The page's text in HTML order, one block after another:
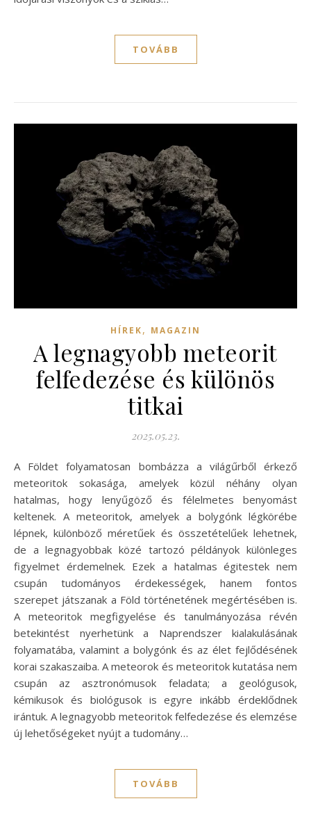
TOVÁBB
HÍREK, MAGAZIN
A legnagyobb meteorit
felfedezése és különös
titkai
2025.05.23.
A Földet folyamatosan bombázza a világűrből érkező
meteoritok sokasága, amelyek közül néhány olyan
hatalmas, hogy lenyűgöző és félelmetes benyomást
keltenek. A meteoritok, amelyek a bolygónk légkörébe
lépnek, különböző méretűek és összetételűek lehetnek,
de a legnagyobbak közé tartozó példányok különleges
figyelmet érdemelnek. Ezek a hatalmas égitestek nem
csupán tudományos érdekességek, hanem fontos
szerepet játszanak a Föld történetének megértésében is.
A meteoritok megfigyelése és tanulmányozása révén
betekintést nyerhetünk a Naprendszer kialakulásának
folyamatába, valamint a bolygónk és az élet fejlődésének
korai szakaszaiba. A meteorok és meteoritok kutatása nem
csupán az asztronómusok feladata; a geológusok,
kémikusok és biológusok is egyre inkább érdeklődnek
irántuk. A legnagyobb meteoritok felfedezése és elemzése
új lehetőségeket nyújt a tudomány…
TOVÁBB